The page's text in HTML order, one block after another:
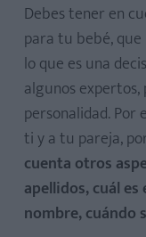
Debes tener en
para tu bebé,
lo que es una
algunos
personalidad.
ti y a tu pareja,
cuenta otros
apellidos, cuál
nombre, cuándo